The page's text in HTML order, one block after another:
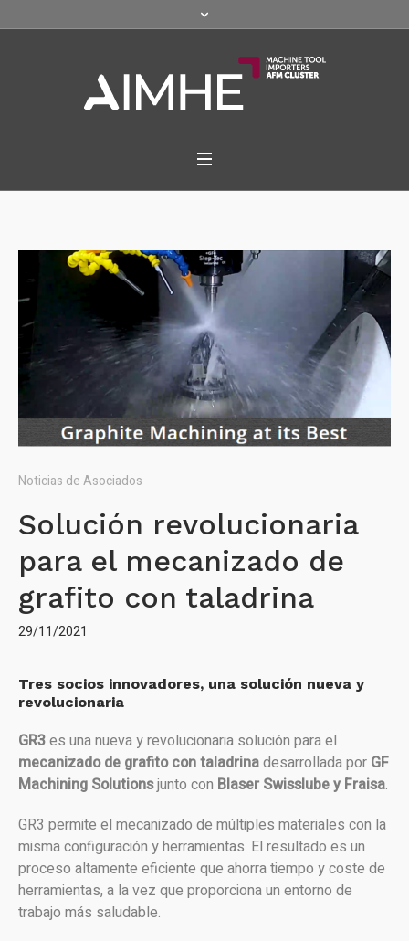
Noticias de Asociados
Solución revolucionaria
para el mecanizado de
grafito con taladrina
29/11/2021
Tres socios innovadores, una solución nueva y
revolucionaria
GR3es una nueva y revolucionaria solución para el
mecanizado de grafito con taladrinadesarrollada por GF
Machining Solutionsjunto con Blaser Swisslube y Fraisa.
GR3 permite el mecanizado de múltiples materiales con la
misma configuración y herramientas. El resultado es un
proceso altamente eficiente que ahorra tiempo y coste de
herramientas, a la vez que proporciona un entorno de
trabajo más saludable.